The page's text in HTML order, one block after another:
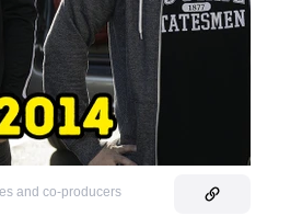
and co-producers